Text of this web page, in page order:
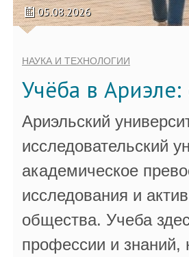
05.08.2026
НАУКА И ТЕХНОЛОГИИ
Учёба в
Ариэльский
исследовательский
академическое
исследования и
общества. Учеба
профессии и знаний,